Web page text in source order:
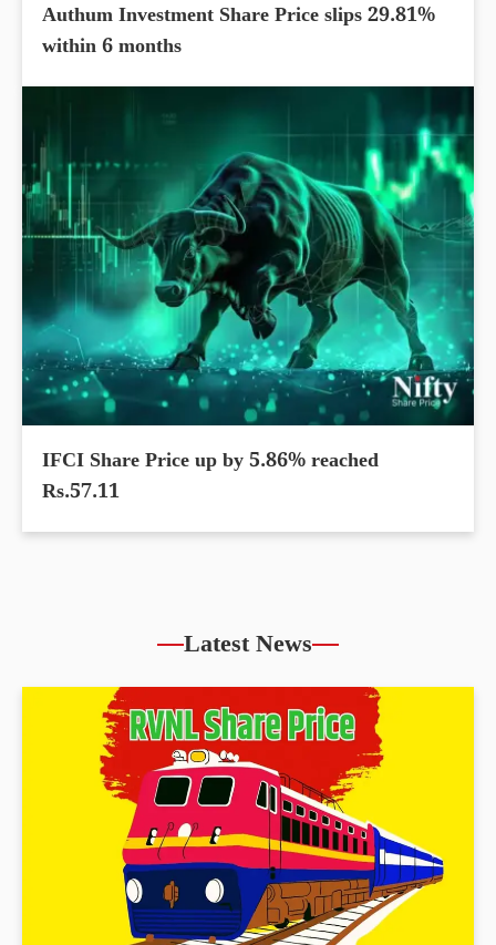
Authum Investment Share Price slips 29.81%
within 6 months
IFCI Share Price up by 5.86% reached
Rs.57.11
Latest News